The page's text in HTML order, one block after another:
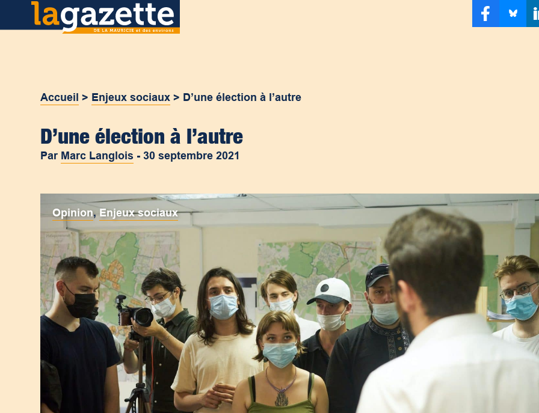
Accueil > Enjeux sociaux > D’une élection à l’autre
D’une élection à l’autre
Par Marc Langlois -30 septembre 2021
Opinion, Enjeux sociaux